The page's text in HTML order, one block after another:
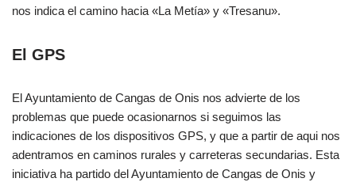
nos indica el camino hacia «La Metía» y «Tresanu».
El GPS
El Ayuntamiento de Cangas de Onis nos advierte de los
problemas que puede ocasionarnos si seguimos las
indicaciones de los dispositivos GPS, y que a partir de aqui nos
adentramos en caminos rurales y carreteras secundarias. Esta
iniciativa ha partido del Ayuntamiento de Cangas de Onis y